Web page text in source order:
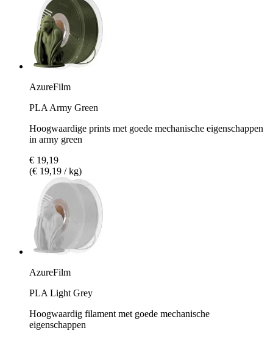
AzureFilm
PLA Army Green
Hoogwaardige prints met goede mechanische eigenschappen
in army green
€ 19,19
(€ 19,19 / kg)
AzureFilm
PLA Light Grey
Hoogwaardig filament met goede mechanische
eigenschappen